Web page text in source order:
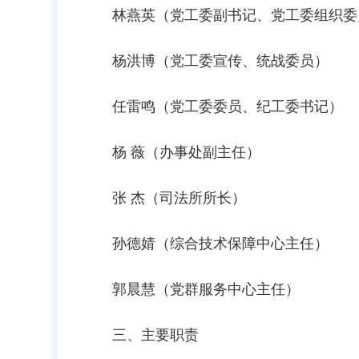
林燕英（党工委副书记、党工委组织
杨洪博（党工委宣传、统战委员）
任雷鸣（党工委委员、纪工委书记）
杨 薇（办事处副主任）
张 杰（司法所所长）
孙德婧（综合技术保障中心主任）
郭晨慧（党群服务中心主任）
三、主要职责